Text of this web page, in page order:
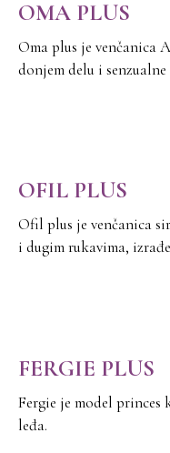
OMA PLUS
Oma plus je venčanica
donjem delu i
OFIL PLUS
Ofil plus je venčanica
i dugim rukavima,
FERGIE PLUS
Fergie je model
leđa.